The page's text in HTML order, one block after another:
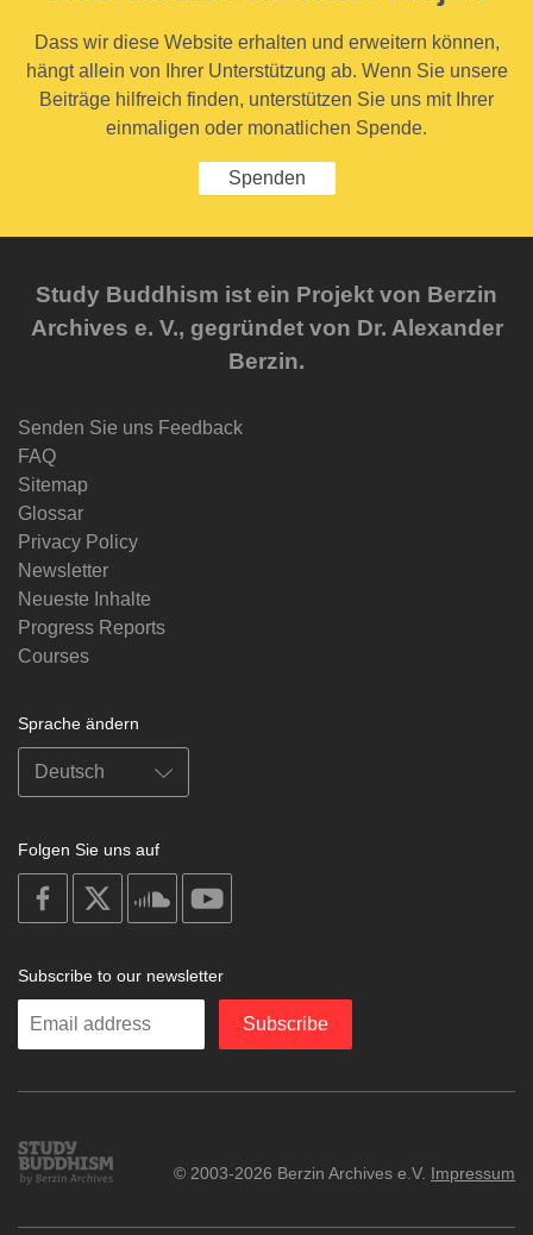
Dass wir diese Website erhalten und erweitern können,
hängt allein von Ihrer Unterstützung ab. Wenn Sie unsere
Beiträge hilfreich finden, unterstützen Sie uns mit Ihrer
einmaligen oder monatlichen Spende.
Spenden
Study Buddhism ist ein Projekt von Berzin
Archives e. V., gegründet von Dr. Alexander
Berzin.
Senden Sie uns Feedback
FAQ
Sitemap
Glossar
Privacy Policy
Newsletter
Neueste Inhalte
Progress Reports
Courses
Sprache ändern
Folgen Sie uns auf
on
facebook
soundcloud
Subscribe to our newsletter
Enter
Subscribe
Study
Buddhism
© 2003-2026 Berzin Archives e.V. Impressum